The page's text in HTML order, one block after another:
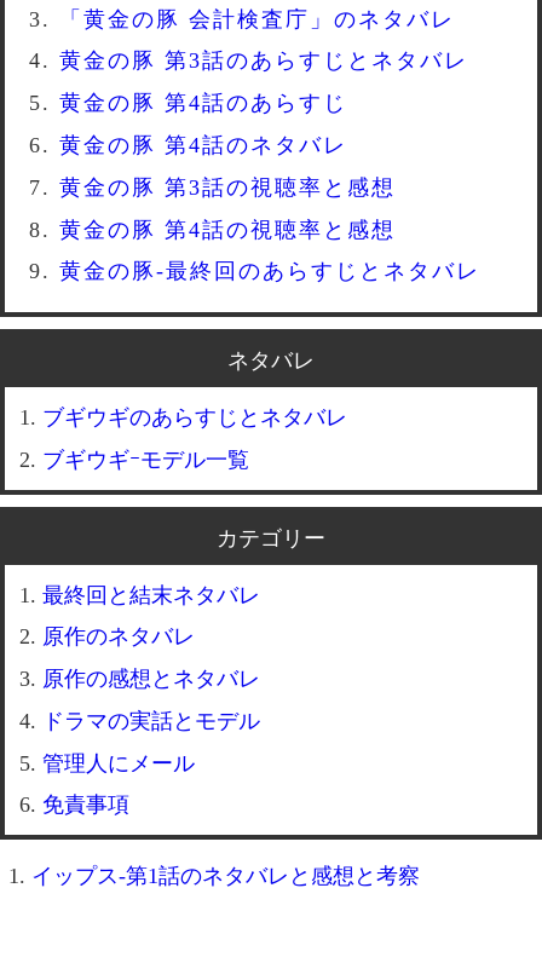
「黄金の豚 会計検査庁」のネタバレ
黄金の豚 第3話のあらすじとネタバレ
黄金の豚 第4話のあらすじ
黄金の豚 第4話のネタバレ
黄金の豚 第3話の視聴率と感想
黄金の豚 第4話の視聴率と感想
黄金の豚-最終回のあらすじとネタバレ
ネタバレ
ブギウギのあらすじとネタバレ
ブギウギｰモデル一覧
カテゴリー
最終回と結末ネタバレ
原作のネタバレ
原作の感想とネタバレ
ドラマの実話とモデル
管理人にメール
免責事項
イップス-第1話のネタバレと感想と考察